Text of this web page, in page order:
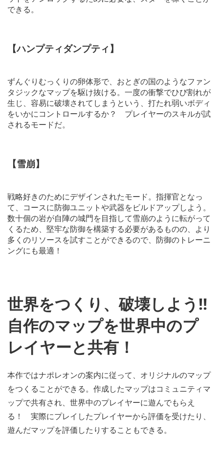
できる。
【ハンプティダンプティ】
ずんぐりむっくりの卵体形で、おとぎの国のようなファン
タジックなマップを駆け抜ける。一度の衝撃でひび割れが
生じ、容易に破壊されてしまうという、打たれ弱いボディ
をいかにコントロールするか？ プレイヤーのスキルが試
されるモードだ。
【雪崩】
戦略好きのためにデザインされたモード。指揮官となっ
て、コースに防御ユニットや武器をビルドアップしよう。
数十個の岩が自陣の城門を目指して雪崩のように転がって
くるため、堅牢な防御を構築する必要があるものの、より
多くのリソースを試すことができるので、防御のトレーニ
ングにも最適！
世界をつくり、破壊しよう!!
自作のマップを世界中のプ
レイヤーと共有！
本作ではナポレオンの案内に従って、オリジナルのマップ
をつくることができる。作成したマップはコミュニティマ
ップで共有され、世界中のプレイヤーに遊んでもらえ
る！ 実際にプレイしたプレイヤーから評価を受けたり、
遊んだマップを評価したりすることもできる。